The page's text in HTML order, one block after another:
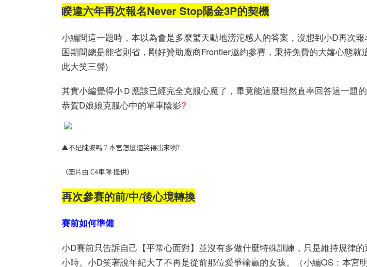
睽違六年再次報名Never Stop陽金3P的契機
小編問這一題時，本以為會是多麼驚天動地滂沱感人的答案，沒想到小D再次
困期間總是能省則省，剛好贊助廠商Frontier邀約參賽，秉持免費的大嬸心態就
此大笑三聲)
其實小編覺得小Ｄ應該已經完全克服心魔了，畢竟能這麼坦然直率回答這一題
恭賀D娘娘克服心中的單車陰影?
▲不是陡坡嗎？本宮怎麼還笑得出來咧?
（圖片由 C4車隊 提供）
再次參賽的前/中/後心境轉換
賽前如何準備
小D賽前只告訴自己【平常心面對】並沒有多做什麼特殊訓練，只是維持規律
小時。小D笑著說年紀大了不再是從前那位愛爭輸贏的女孩。（小編OS：本宮